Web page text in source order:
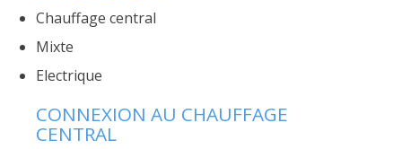
Chauffage central
Mixte
Electrique
CONNEXION AU CHAUFFAGE
CENTRAL